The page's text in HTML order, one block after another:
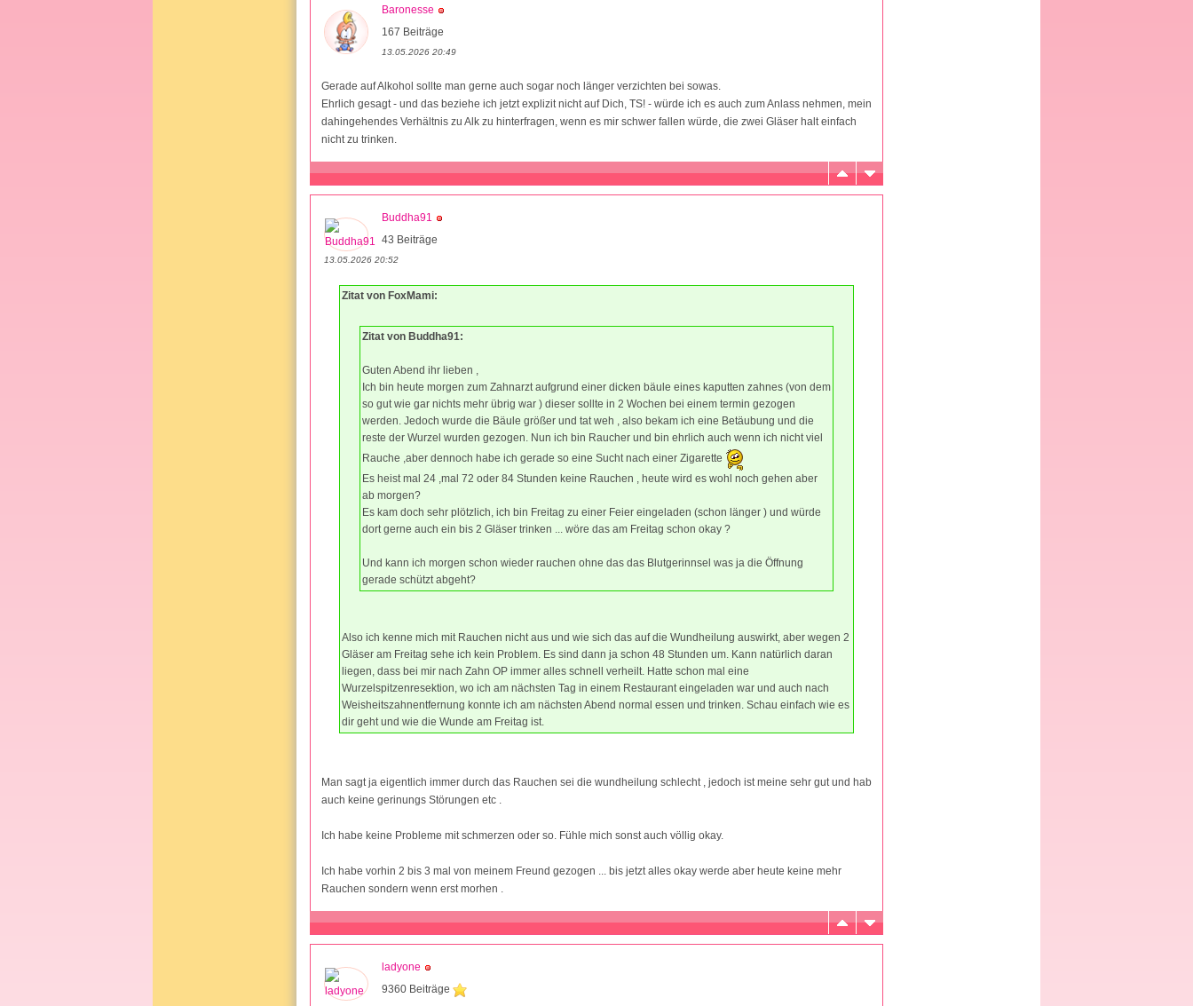
Baronesse
167 Beiträge
13.05.2026 20:49
Gerade auf Alkohol sollte man gerne auch sogar noch länger verzichten bei sowas.
Ehrlich gesagt - und das beziehe ich jetzt explizit nicht auf Dich, TS! - würde ich es auch zum Anlass nehmen, mein
dahingehendes Verhältnis zu Alk zu hinterfragen, wenn es mir schwer fallen würde, die zwei Gläser halt einfach
nicht zu trinken.
Buddha91
43 Beiträge
13.05.2026 20:52
Zitat von FoxMami:
Zitat von Buddha91:
Guten Abend ihr lieben ,
Ich bin heute morgen zum Zahnarzt aufgrund einer dicken bäule eines kaputten zahnes (von dem
so gut wie gar nichts mehr übrig war ) dieser sollte in 2 Wochen bei einem termin gezogen
werden. Jedoch wurde die Bäule größer und tat weh , also bekam ich eine Betäubung und die
reste der Wurzel wurden gezogen. Nun ich bin Raucher und bin ehrlich auch wenn ich nicht viel
Rauche ,aber dennoch habe ich gerade so eine Sucht nach einer Zigarette
Es heist mal 24 ,mal 72 oder 84 Stunden keine Rauchen , heute wird es wohl noch gehen aber
ab morgen?
Es kam doch sehr plötzlich, ich bin Freitag zu einer Feier eingeladen (schon länger ) und würde
dort gerne auch ein bis 2 Gläser trinken ... wöre das am Freitag schon okay ?
Und kann ich morgen schon wieder rauchen ohne das das Blutgerinnsel was ja die Öffnung
gerade schützt abgeht?
Also ich kenne mich mit Rauchen nicht aus und wie sich das auf die Wundheilung auswirkt, aber wegen 2
Gläser am Freitag sehe ich kein Problem. Es sind dann ja schon 48 Stunden um. Kann natürlich daran
liegen, dass bei mir nach Zahn OP immer alles schnell verheilt. Hatte schon mal eine
Wurzelspitzenresektion, wo ich am nächsten Tag in einem Restaurant eingeladen war und auch nach
Weisheitszahnentfernung konnte ich am nächsten Abend normal essen und trinken. Schau einfach wie es
dir geht und wie die Wunde am Freitag ist.
Man sagt ja eigentlich immer durch das Rauchen sei die wundheilung schlecht , jedoch ist meine sehr gut und hab
auch keine gerinungs Störungen etc .
Ich habe keine Probleme mit schmerzen oder so. Fühle mich sonst auch völlig okay.
Ich habe vorhin 2 bis 3 mal von meinem Freund gezogen ... bis jetzt alles okay werde aber heute keine mehr
Rauchen sondern wenn erst morhen .
ladyone
9360 Beiträge